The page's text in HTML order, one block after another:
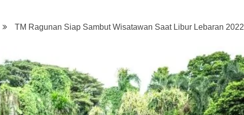
TM Ragunan Siap Sambut Wisatawan Saat Libur Lebaran 2022